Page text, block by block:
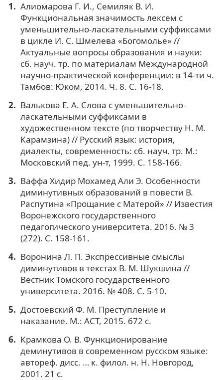
Алиомарова Г. И., Семиляк В. И.
Функциональная значимость лексем с
уменьшительно-ласкательными суффиксами
в цикле И. С. Шмелева «Богомолье» //
Актуальные вопросы образования и науки:
сб. науч. тр. по материалам Международной
научно-практической конференции: в 14-ти ч.
Тамбов: Юком, 2014. Ч. 8. С. 16-18.
Валькова Е. А. Слова с уменьшительно-
ласкательными суффиксами в
художественном тексте (по творчеству Н. М.
Карамзина) // Русский язык: история,
диалекты, современность: сб. науч. тр. М.:
Московский пед. ун-т, 1999. С. 158-166.
Ваффа Хидир Мохамед Али Э. Особенности
диминутивных образований в повести В.
Распутина «Прощание с Матерой» // Известия
Воронежского государственного
педагогического университета. 2016. № 3
(272). С. 158-161.
Воронина Л. П. Экспрессивные смыслы
диминутивов в текстах В. М. Шукшина //
Вестник Томского государственного
университета. 2016. № 408. С. 5-10.
Достоевский Ф. М. Преступление и
наказание. М.: АСТ, 2015. 672 с.
Крамкова О. В. Функционирование
деминутивов в современном русском языке:
автореф. дисс. … к. филол. н. Н. Новгород,
2001. 21 с.